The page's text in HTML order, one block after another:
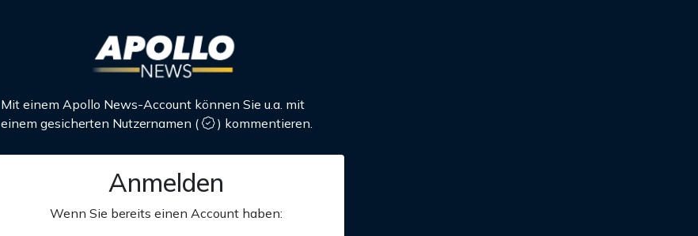
Mit einem Apollo News-Account können Sie u.a. mit
einem gesicherten Nutzernamen ( ) kommentieren.
Anmelden
Wenn Sie bereits einen Account haben: